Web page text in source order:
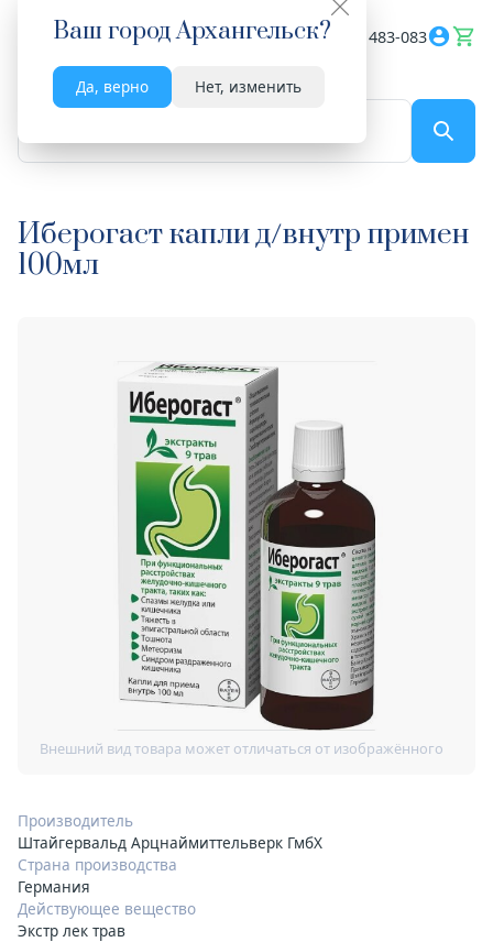
Ваш городАрхангельск?
Да, верно Нет, изменить
Весь сайт 8182 483-083
Иберогаст капли д/внутр примен
100мл
Производитель
Штайгервальд Арцнаймиттельверк ГмбХ
Страна производства
Германия
Действующее вещество
Экстр лек трав